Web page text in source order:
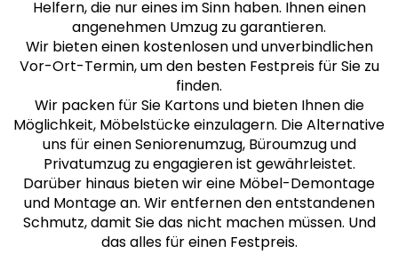
Helfern, die nur eines im Sinn haben. Ihnen einen
angenehmen Umzug zu garantieren.
Wir bieten einen kostenlosen und unverbindlichen
Vor-Ort-Termin, um den besten Festpreis für Sie zu
finden.
Wir packen für Sie Kartons und bieten Ihnen die
Möglichkeit, Möbelstücke einzulagern. Die Alternative
uns für einen Seniorenumzug, Büroumzug und
Privatumzug zu engagieren ist gewährleistet.
Darüber hinaus bieten wir eine Möbel-Demontage
und Montage an. Wir entfernen den entstandenen
Schmutz, damit Sie das nicht machen müssen. Und
das alles für einen Festpreis.